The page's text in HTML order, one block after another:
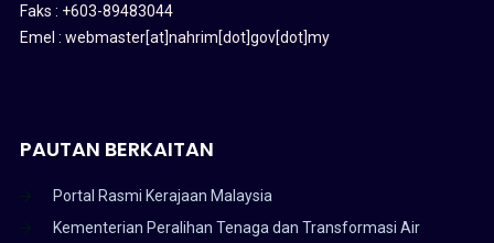
Faks : +603-89483044
Emel : webmaster[at]nahrim[dot]gov[dot]my
PAUTAN BERKAITAN
Portal Rasmi Kerajaan Malaysia
Kementerian Peralihan Tenaga dan Transformasi Air